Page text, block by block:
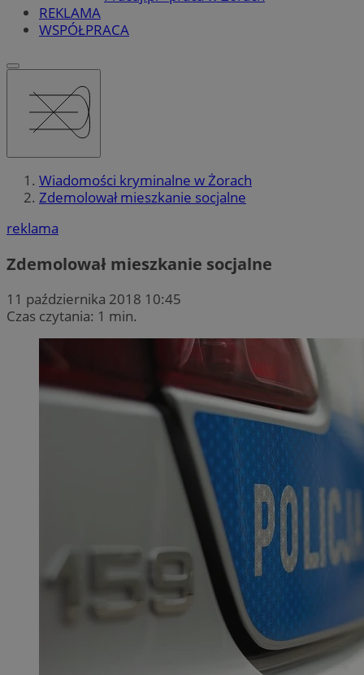
REKLAMA
WSPÓŁPRACA
Wiadomości kryminalne w Żorach
Zdemolował mieszkanie socjalne
reklama
Zdemolował mieszkanie socjalne
11 października 2018 10:45
Czas czytania: 1 min.